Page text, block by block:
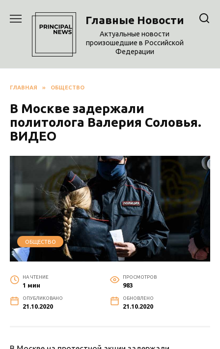
содержанию
Главные Новости
Актуальные новости
произошедшие в Российской
Федерации
ГЛАВНАЯ » ОБЩЕСТВО
В Москве задержали
политолога Валерия Соловья.
ВИДЕО
ОБЩЕСТВО
НА ЧТЕНИЕ
1 мин
ПРОСМОТРОВ
983
ОПУБЛИКОВАНО
21.10.2020
ОБНОВЛЕНО
21.10.2020